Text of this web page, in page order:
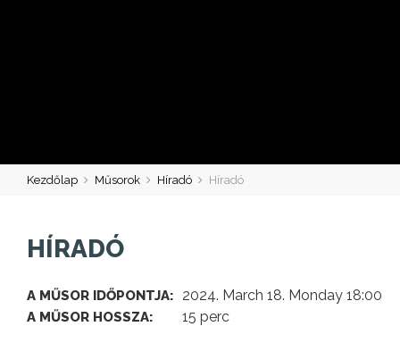
Kezdőlap Műsorok Híradó Híradó
HÍRADÓ
A MŰSOR IDŐPONTJA: 2024. March 18. Monday 18:00
A MŰSOR HOSSZA: 15 perc